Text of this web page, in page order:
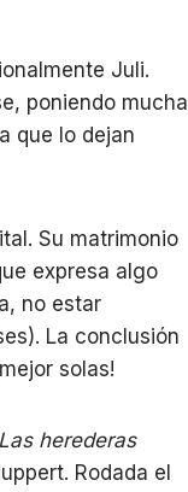
Juli.
poniendo mucha
que lo dejan
Su matrimonio
expresa algo
no estar
La conclusión
solas!
Las herederas
Rodada el